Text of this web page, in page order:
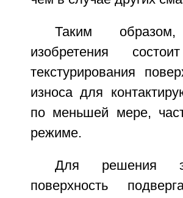
Таким образом,
изобретения
текстурирования
износа для
по меньшей мере,
режиме.
Для решения
поверхность